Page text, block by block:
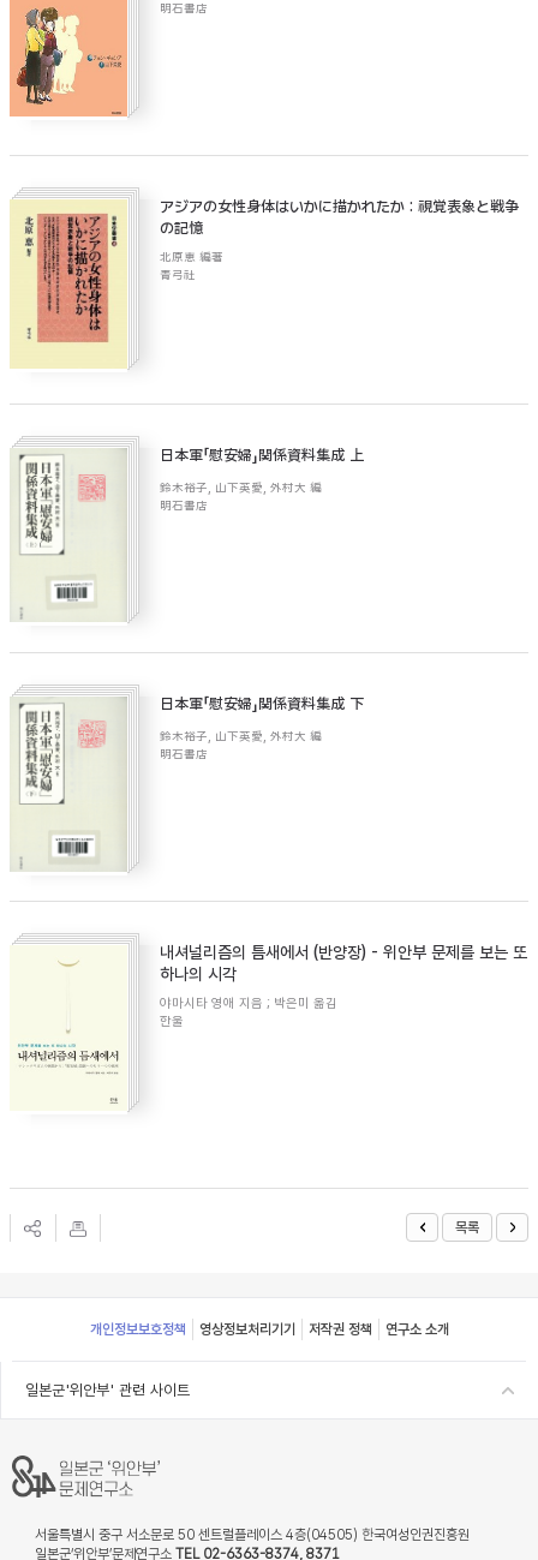
明石書店
アジアの女性身体はいかに描かれたか : 視覚表象と戦争
の記憶
北原恵 編著
青弓社
日本軍「慰安婦」関係資料集成 上
鈴木裕子, 山下英愛, 外村大 編
明石書店
日本軍「慰安婦」関係資料集成 下
鈴木裕子, 山下英愛, 外村大 編
明石書店
내셔널리즘의 틈새에서 (반양장) - 위안부 문제를 보는 또
하나의 시각
야마시타 영애 지음 ; 박은미 옮김
한울
목록
Footer
개인정보보호정책 영상정보처리기기 저작권 정책 연구소 소개
일본군'위안부' 관련 사이트
서울특별시 중구 서소문로 50 센트럴플레이스 4층(04505) 한국여성인권진흥원
일본군‘위안부’문제연구소 TEL 02-6363-8374, 8371